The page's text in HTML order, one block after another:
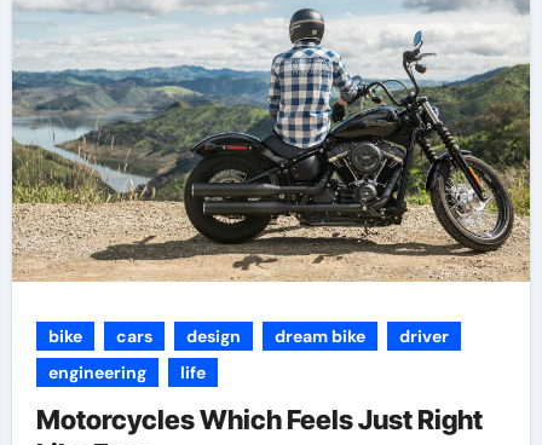
bike cars design dream bike
driver
engineering
life
Motorcycles Which Feels Just Right